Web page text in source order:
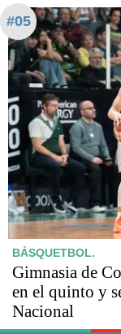
#05
BÁSQUETBOL.
Gimnasia de
en el quinto y
Nacional